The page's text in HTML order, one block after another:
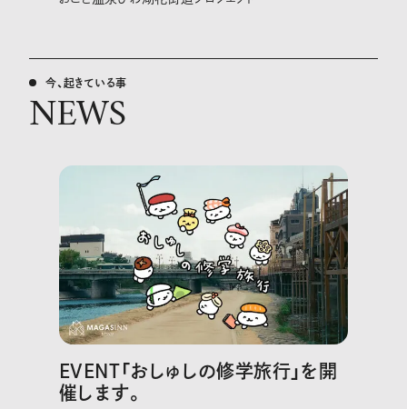
今、起きている事
NEWS
EVENT「おしゅしの修学旅行」を開
催します。